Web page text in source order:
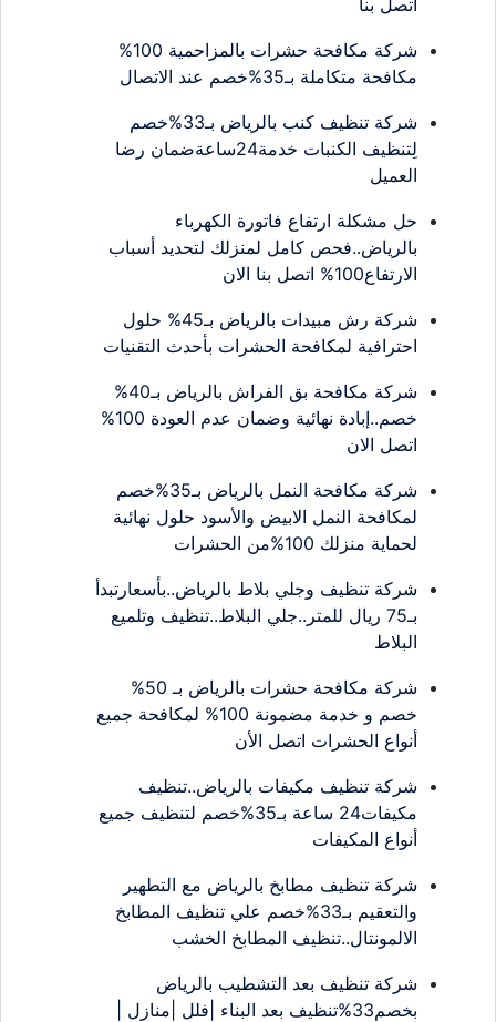
شركة مكافحة حشرات بالمزاحمية 100%
مكافحة متكاملة بـ35%خصم عند الاتصال
شركة تنظيف كنب بالرياض بـ33%خصم
لِتنظيف الكنبات خدمة24ساعةضمان رضا
العميل
حل مشكلة ارتفاع فاتورة الكهرباء
بالرياض..فحص كامل لمنزلك لتحديد أسباب
الارتفاع100% اتصل بنا الان
شركة رش مبيدات بالرياض بـ45% حلول
احترافية لمكافحة الحشرات بأحدث التقنيات
شركة مكافحة بق الفراش بالرياض بـ40%
خصم..إبادة نهائية وضمان عدم العودة 100%
اتصل الان
شركة مكافحة النمل بالرياض بـ35%خصم
لمكافحة النمل الابيض والأسود حلول نهائية
لحماية منزلك 100%من الحشرات
شركة تنظيف وجلي بلاط بالرياض..بأسعارتبدأ
بـ75 ريال للمتر..جلي البلاط..تنظيف وتلميع
البلاط
شركة مكافحة حشرات بالرياض بـ 50%
خصم و خدمة مضمونة 100% لمكافحة جميع
أنواع الحشرات اتصل الأن
شركة تنظيف مكيفات بالرياض..تنظيف
مكيفات24 ساعة بـ35%خصم لتنظيف جميع
أنواع المكيفات
شركة تنظيف مطابخ بالرياض مع التطهير
والتعقيم بـ33%خصم علي تنظيف المطابخ
الالمونتال..تنظيف المطابخ الخشب
شركة تنظيف بعد التشطيب بالرياض
بخصم33%تنظيف بعد البناء |فلل |منازل |